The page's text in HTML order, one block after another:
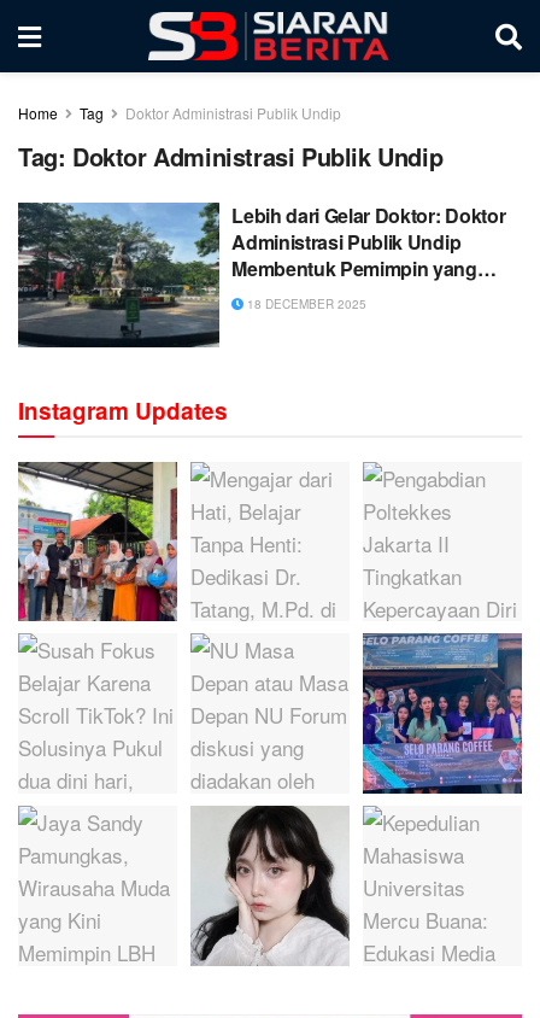
Home Tag Doktor Administrasi Publik Undip
Tag: Doktor Administrasi Publik Undip
Lebih dari Gelar Doktor: Doktor
Administrasi Publik Undip
Membentuk Pemimpin yang
Mampu Mengubah Tantangan
18 DECEMBER 2025
Instagram Updates